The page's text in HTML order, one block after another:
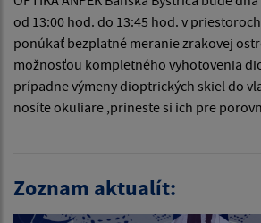
od 13:00 hod. do 13:45 hod. v
ponúkať bezplatné meranie zrakovej
možnosťou kompletného vyhotovenia
prípadne výmeny dioptrických skiel do
nosíte okuliare ,prineste si ich pre
Zoznam aktualít: